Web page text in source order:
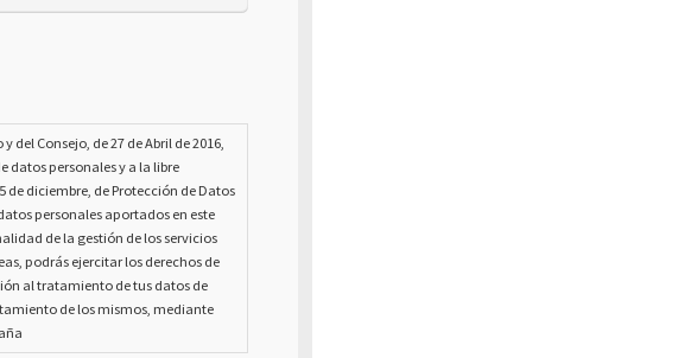
del Consejo, de 27 de Abril de 2016,
datos personales y a la libre
de diciembre, de Protección de Datos
personales aportados en este
de la gestión de los servicios
podrás ejercitar los derechos de
al tratamiento de tus datos de
de los mismos, mediante